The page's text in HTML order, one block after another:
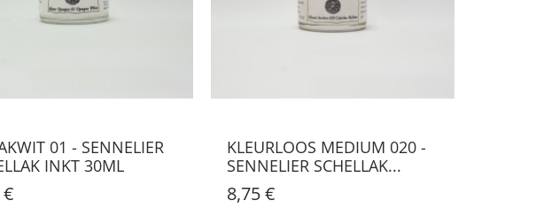
01 - SENNELIER
INKT 30ML
KLEURLOOS MEDIUM 020 -
SENNELIER SCHELLAK...
8,75 €